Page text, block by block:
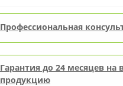
Профессиональная
Гарантия до 24 месяцев на
продукцию